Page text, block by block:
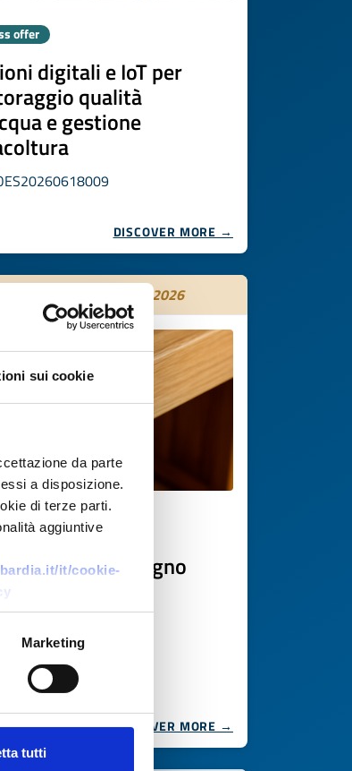
sui cookie
da parte
a disposizione.
di terze parti.
aggiuntive
it/cookie-
Marketing
tutti
offer
digitali e IoT per
qualità
e gestione
DISCOVER MORE →
15 settembre 2026
request
fornitori per legno
su misura
DISCOVER MORE →